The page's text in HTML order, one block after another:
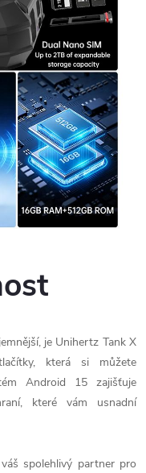
je Unihertz Tank X
která si můžete
Android 15 zajišťuje
které vám usnadní
spolehlivý partner pro